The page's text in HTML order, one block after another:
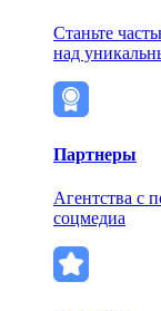
Станьте
над
Партнеры
Агентства с
соцмедиа